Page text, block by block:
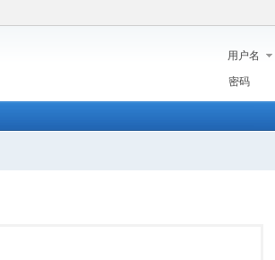
用户名
密码